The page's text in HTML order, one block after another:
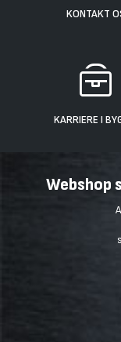
KONTAKT
KARRIERE I
Webshop